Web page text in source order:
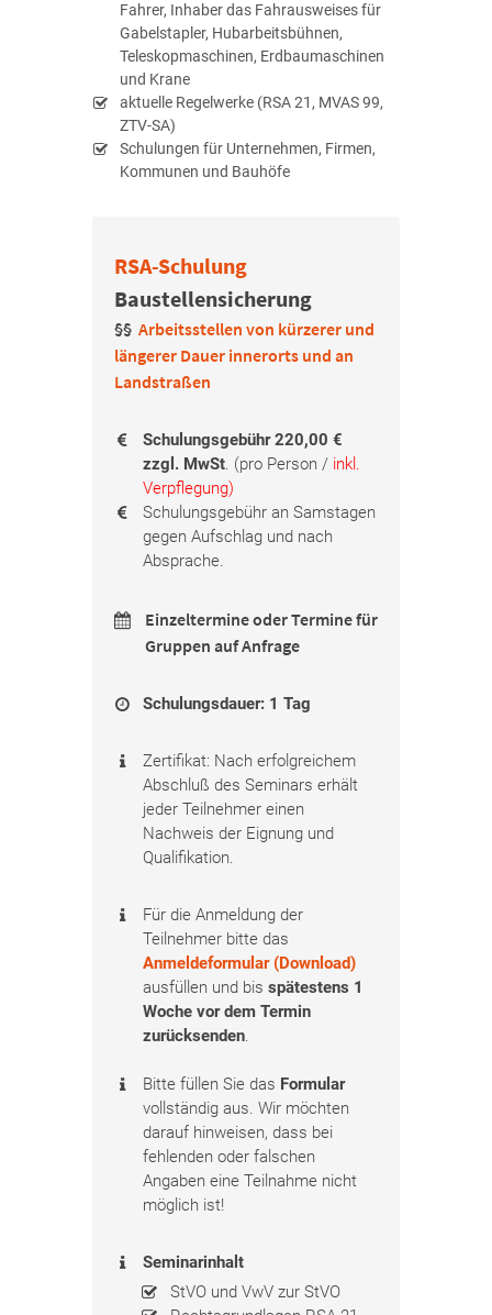
Fahrer, Inhaber das Fahrausweises für
Gabelstapler, Hubarbeitsbühnen,
Teleskopmaschinen, Erdbaumaschinen
und Krane
aktuelle Regelwerke (RSA 21, MVAS 99,
ZTV-SA)
Schulungen für Unternehmen, Firmen,
Kommunen und Bauhöfe
RSA-Schulung
Baustellensicherung
§§ Arbeitsstellen von kürzerer und
längerer Dauer innerorts und an
Landstraßen
Schulungsgebühr 220,00 €
zzgl. MwSt. (pro Person / inkl.
Verpflegung)
Schulungsgebühr an Samstagen
gegen Aufschlag und nach
Absprache.
Einzeltermine oder Termine für
Gruppen auf Anfrage
Schulungsdauer: 1 Tag
Zertifikat: Nach erfolgreichem
Abschluß des Seminars erhält
jeder Teilnehmer einen
Nachweis der Eignung und
Qualifikation.
Für die Anmeldung der
Teilnehmer bitte das
Anmeldeformular (Download)
ausfüllen und bisspätestens 1
Woche vor dem Termin
zurücksenden.
Bitte füllen Sie das Formular
vollständig aus. Wir möchten
darauf hinweisen, dass bei
fehlenden oder falschen
Angaben eine Teilnahme nicht
möglich ist!
Seminarinhalt
StVO und VwV zur StVO